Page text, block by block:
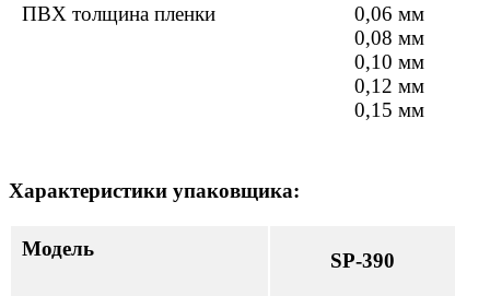
ПВХ толщина пленки
0,06 мм
0,08 мм
0,10 мм
0,12 мм
0,15 мм
Характеристики упаковщика:
Модель
SP-390